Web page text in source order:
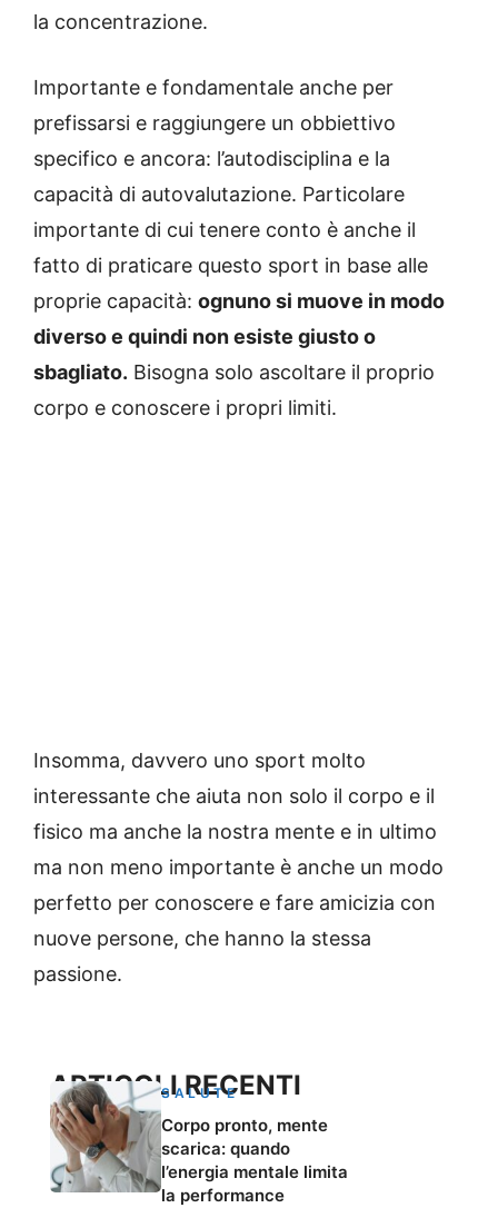
la concentrazione.
Importante e fondamentale anche per
prefissarsi e raggiungere un obbiettivo
specifico e ancora: l’autodisciplina e la
capacità di autovalutazione. Particolare
importante di cui tenere conto è anche il
fatto di praticare questo sport in base alle
proprie capacità: ognuno si muove in modo
diverso e quindi non esiste giusto o
sbagliato. Bisogna solo ascoltare il proprio
corpo e conoscere i propri limiti.
Insomma, davvero uno sport molto
interessante che aiuta non solo il corpo e il
fisico ma anche la nostra mente e in ultimo
ma non meno importante è anche un modo
perfetto per conoscere e fare amicizia con
nuove persone, che hanno la stessa
passione.
ARTICOLI RECENTI
SALUTE
Corpo pronto, mente
scarica: quando
l’energia mentale limita
la performance